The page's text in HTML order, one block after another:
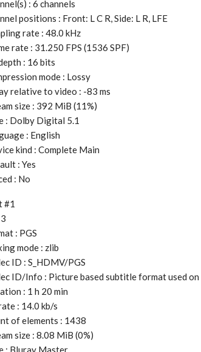
: 6 channels
positions : Front: L C R, Side: L R, LFE
rate : 48.0 kHz
rate : 31.250 FPS (1536 SPF)
: 16 bits
mode : Lossy
relative to video : -83 ms
size : 392 MiB (11%)
: Dolby Digital 5.1
: English
kind : Complete Main
: Yes
: No
#1
: PGS
mode : zlib
ID : S_HDMV/PGS
ID/Info : Picture based subtitle format used
: 1 h 20 min
: 14.0 kb/s
of elements : 1438
size : 8.08 MiB (0%)
: Bluray Master